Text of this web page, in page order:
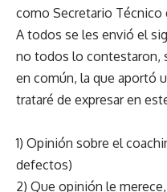
como Secretario Técnico
A todos se les envió el
no todos lo contestaron,
en común, la que aportó
trataré de expresar en
1) Opinión sobre el
defectos)
2) Que opinión le